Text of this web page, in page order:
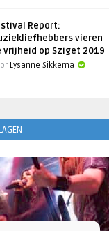
Report:
vieren
vrijheid op Sziget 2019
Lysanne Sikkema